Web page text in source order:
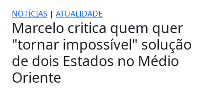
NOTÍCIAS | ATUALIDADE
Marcelo critica quem quer
"tornar impossível" solução
de dois Estados no Médio
Oriente